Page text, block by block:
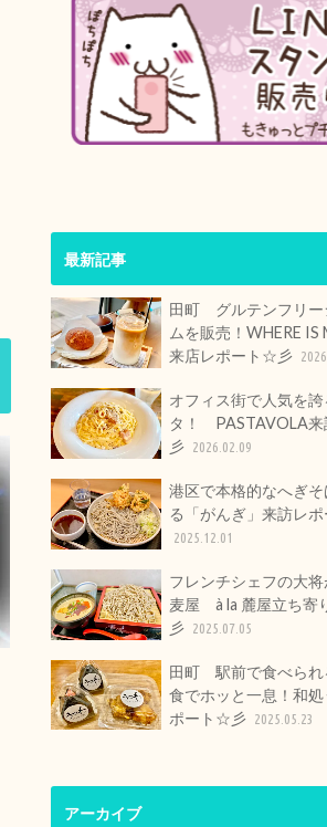
最新記事
田町 グルテンフリー
ムを販売！WHERE IS
来店レポート☆彡
オフィス街で人気を
タ！ PASTAVOLA
彡 2026.02.09
港区で本格的なへぎそ
る「がんぎ」来訪レ
2025.12.01
フレンチシェフの大
麦屋 à la 麓屋立ち寄
彡 2025.07.05
田町 駅前で食べられ
食でホッと一息！和
ポート☆彡 2025.05.23
アーカイブ